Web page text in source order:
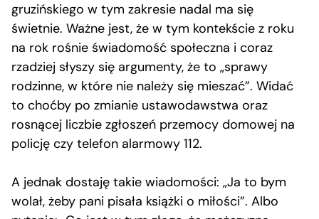
gruzińskiego w tym zakresie nadal ma się
świetnie. Ważne jest, że w tym kontekście z roku
na rok rośnie świadomość społeczna i coraz
rzadziej słyszy się argumenty, że to „sprawy
rodzinne, w które nie należy się mieszać”. Widać
to choćby po zmianie ustawodawstwa oraz
rosnącej liczbie zgłoszeń przemocy domowej na
policję czy telefon alarmowy 112.
A jednak dostaję takie wiadomości: „Ja to bym
wolał, żeby pani pisała książki o miłości”. Albo